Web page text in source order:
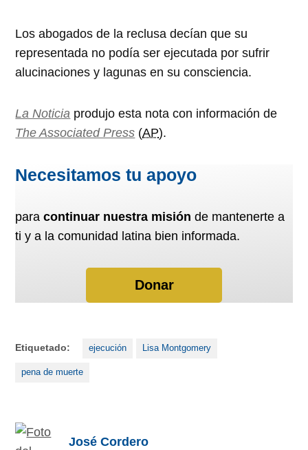
Los abogados de la reclusa decían que su
representada no podía ser ejecutada por sufrir
alucinaciones y lagunas en su consciencia.
La Noticia produjo esta nota con información de
The Associated Press (AP).
Necesitamos tu apoyo
paracontinuar nuestra misión de mantenerte a
ti y a la comunidad latina bien informada.
Donar
Etiquetado: ejecución Lisa Montgomery
pena de muerte
José Cordero